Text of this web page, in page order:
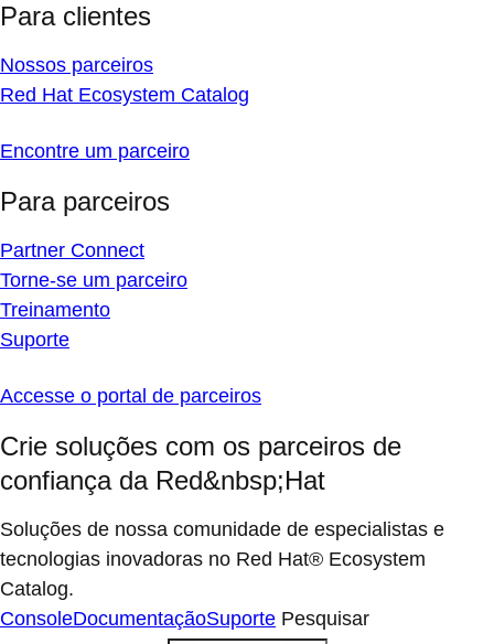
Para clientes
Nossos parceiros
Red Hat Ecosystem Catalog
Encontre um parceiro
Para parceiros
Partner Connect
Torne-se um parceiro
Treinamento
Suporte
Accesse o portal de parceiros
Crie soluções com os parceiros de
confiança da Red&nbsp;Hat
Soluções de nossa comunidade de especialistas e
tecnologias inovadoras no Red Hat® Ecosystem
Catalog.
ConsoleDocumentaçãoSuporte Pesquisar